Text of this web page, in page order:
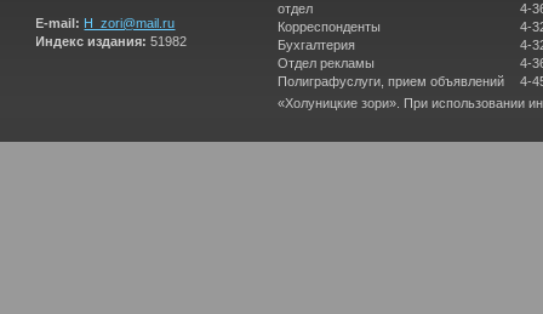
E-mail: H_zori@mail.ru
Индекс издания: 51982
отдел
Корреспонденты
Бухгалтерия
Отдел рекламы
Полиграфуслуги, прием объявлений
4-
4-
4-
4-
4-
«Холуницкие зори». При использовании